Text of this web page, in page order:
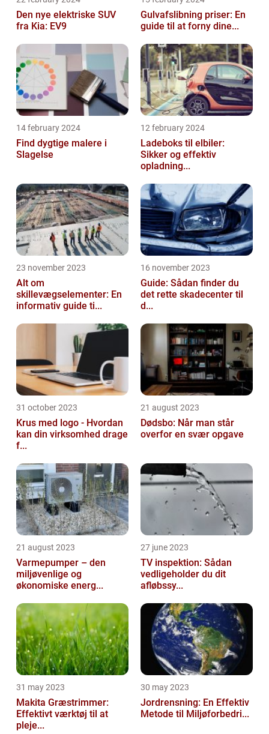
Den nye elektriske SUV
fra Kia: EV9
Gulvafslibning priser: En
guide til at forny dine...
14 february 2024
Find dygtige malere i
Slagelse
12 february 2024
Ladeboks til elbiler:
Sikker og effektiv
opladning...
23 november 2023
Alt om
skillevægselementer: En
informativ guide ti...
16 november 2023
Guide: Sådan finder du
det rette skadecenter til
d...
31 october 2023
Krus med logo - Hvordan
kan din virksomhed drage
f...
21 august 2023
Dødsbo: Når man står
overfor en svær opgave
21 august 2023
Varmepumper – den
miljøvenlige og
økonomiske energ...
27 june 2023
TV inspektion: Sådan
vedligeholder du dit
afløbssy...
31 may 2023
Makita Græstrimmer:
Effektivt værktøj til at
pleje...
30 may 2023
Jordrensning: En Effektiv
Metode til Miljøforbedri...